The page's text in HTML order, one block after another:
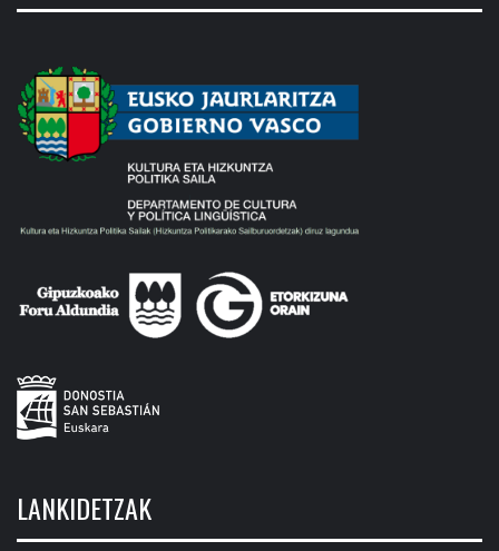
LANKIDETZAK